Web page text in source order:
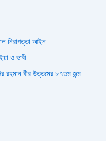
নিরাপত্তা আইন
ও ভাবী
রহমান বীর উত্তমের ৮৭তম জন্ম